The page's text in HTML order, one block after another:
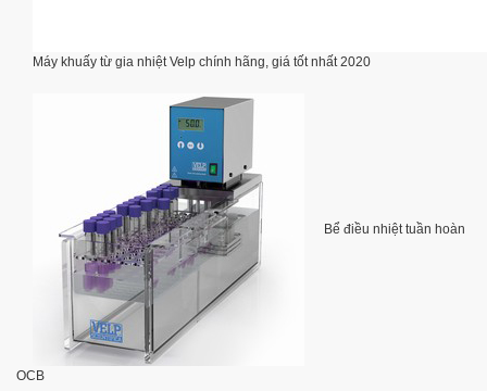
Máy khuấy từ gia nhiệt Velp chính hãng, giá tốt nhất 2020
Bể điều nhiệt tuần hoàn
OCB